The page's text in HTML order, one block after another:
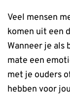
Veel mensen
komen uit een
Wanneer je als
mate een
met je ouders
hebben voor